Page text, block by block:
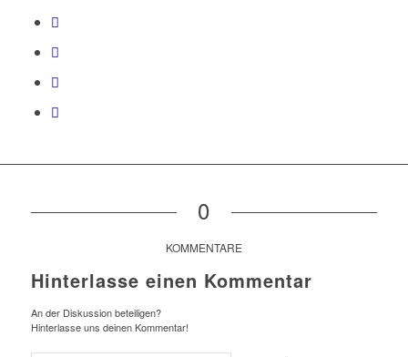
0
KOMMENTARE
Hinterlasse einen Kommentar
An der Diskussion beteiligen?
Hinterlasse uns deinen Kommentar!